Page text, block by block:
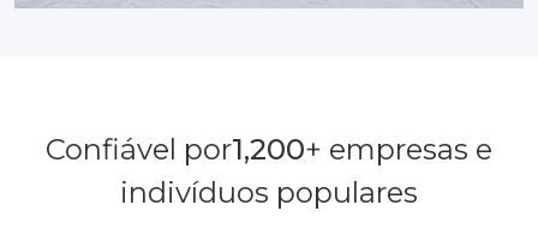
Confiável por1,200+ empresas e
indivíduos populares